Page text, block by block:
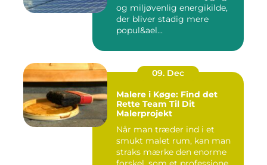
og miljøvenlig energikilde,
der bliver stadig mere
popul&ael...
09. Dec
Malere i Køge: Find det
Rette Team Til Dit
Malerprojekt
Når man træder ind i et
smukt malet rum, kan man
straks mærke den enorme